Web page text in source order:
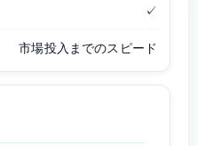
✓
市場投入までのスピード